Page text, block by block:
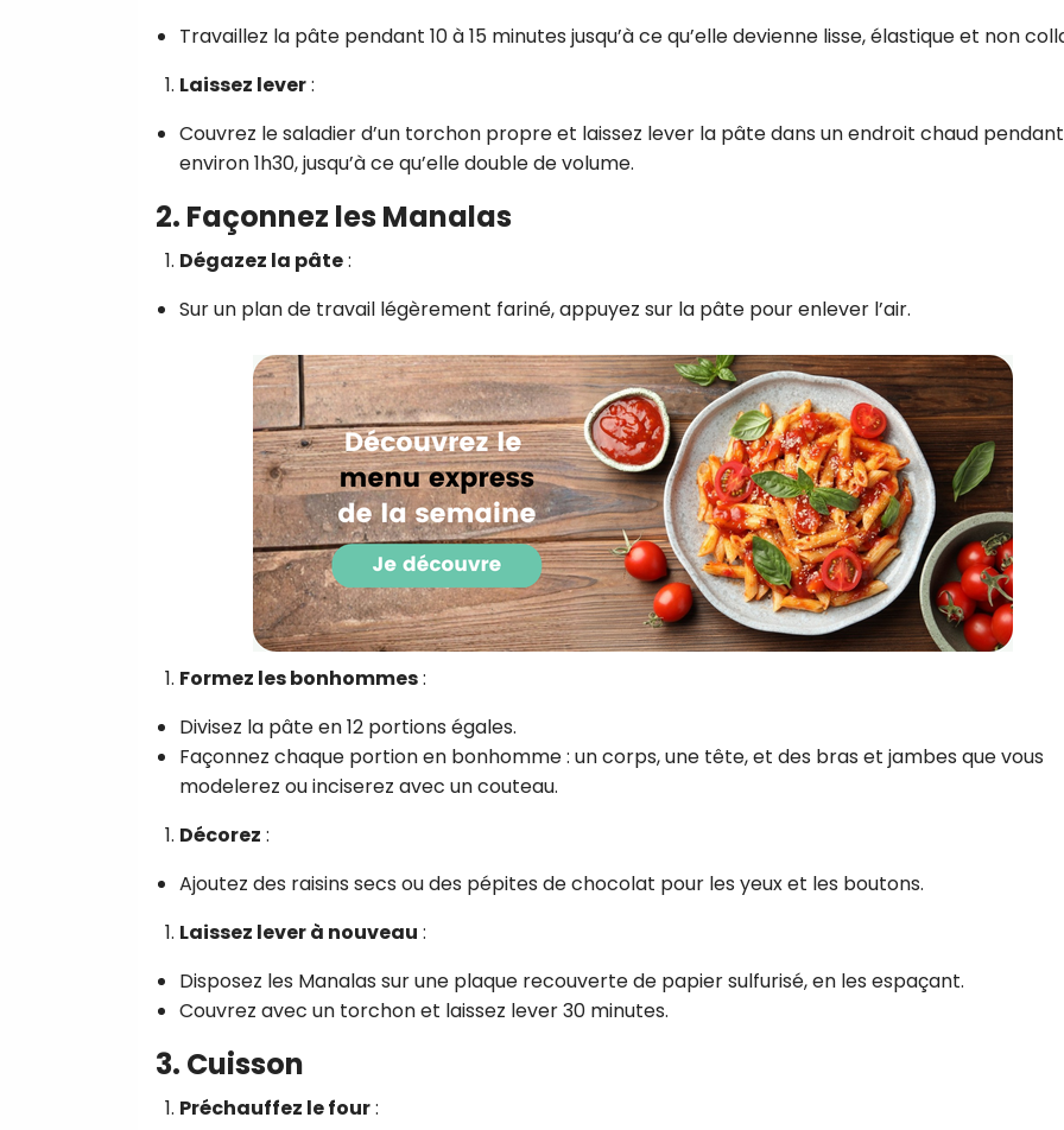
Travaillez la pâte pendant 10 à 15 minutes jusqu’à ce qu’elle devienne lisse, élastique et non
Laissez lever:
Couvrez le saladier d’un torchon propre et laissez lever la pâte dans un endroit chaud pendant
environ 1h30, jusqu’à ce qu’elle double de volume.
2. Façonnez les Manalas
Dégazez la pâte:
Sur un plan de travail légèrement fariné, appuyez sur la pâte pour enlever l’air.
Formez les bonhommes:
Divisez la pâte en 12 portions égales.
Façonnez chaque portion en bonhomme : un corps, une tête, et des bras et jambes que vous
modelerez ou inciserez avec un couteau.
Décorez :
Ajoutez des raisins secs ou des pépites de chocolat pour les yeux et les boutons.
Laissez lever à nouveau :
Disposez les Manalas sur une plaque recouverte de papier sulfurisé, en les espaçant.
Couvrez avec un torchon et laissez lever 30 minutes.
3. Cuisson
Préchauffez le four: